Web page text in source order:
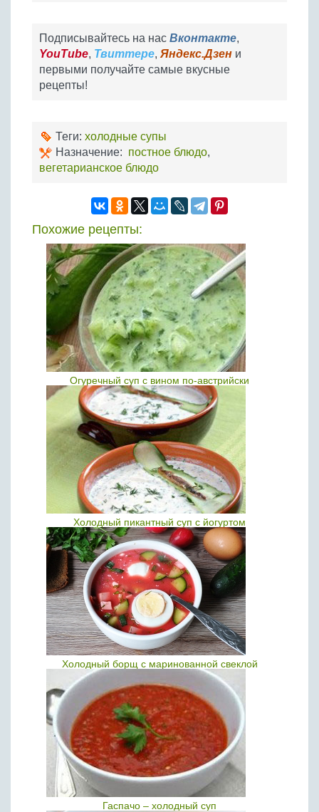
Подписывайтесь на нас Вконтакте,
YouTube, Твиттере, Яндекс.Дзен и
первыми получайте самые вкусные
рецепты!
Теги: холодные супы
Назначение: постное блюдо,
вегетарианское блюдо
Похожие рецепты:
Огуречный суп с вином по-австрийски
Холодный пикантный суп с йогуртом
Холодный борщ с маринованной свеклой
Гаспачо – холодный суп